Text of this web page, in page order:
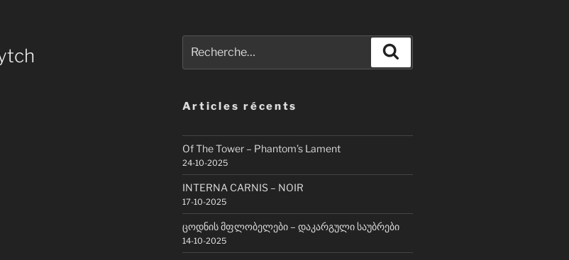
pour
:
Articles récents
Of The Tower – Phantom’s Lament
24-10-2025
INTERNA CARNIS – NOIR
17-10-2025
ცოდნის მფლობელები – დაკარგული საუბრები
14-10-2025